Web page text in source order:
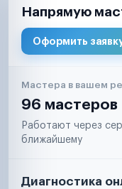
Напрямую
Оформить
Мастера в вашем
96 мастеров
Работают через
ближайшему
Диагностика